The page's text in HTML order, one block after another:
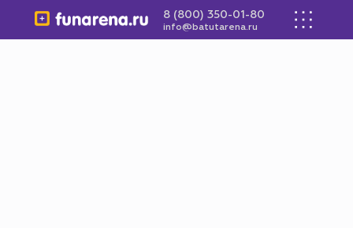
8 (800) 350-01-80
info@batutarena.ru